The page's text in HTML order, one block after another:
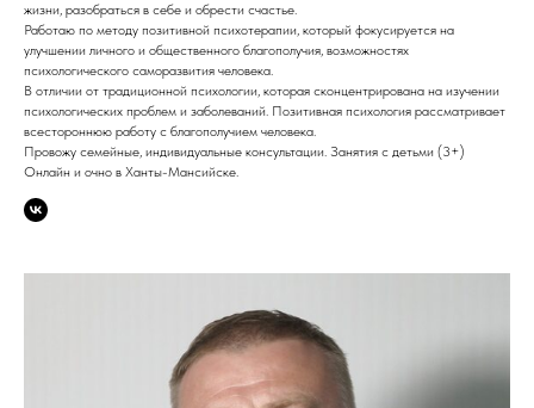
жизни, разобраться в себе и обрести счастье.
Работаю по методу позитивной психотерапии, который фокусируется на
улучшении личного и общественного благополучия, возможностях
психологического саморазвития человека.
В отличии от традиционной психологии, которая сконцентрирована на изучении
психологических проблем и заболеваний. Позитивная психология рассматривает
всестороннюю работу с благополучием человека.
Провожу семейные, индивидуальные консультации. Занятия с детьми (3+)
Онлайн и очно в Ханты-Мансийске.